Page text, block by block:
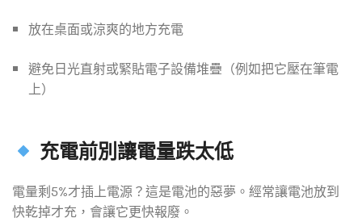
放在桌面或涼爽的地方充電
避免日光直射或緊貼電子設備堆疊（例如把它壓在筆電
上）
充電前別讓電量跌太低
電量剩5%才插上電源？這是電池的惡夢。經常讓電池放到
快乾掉才充，會讓它更快報廢。